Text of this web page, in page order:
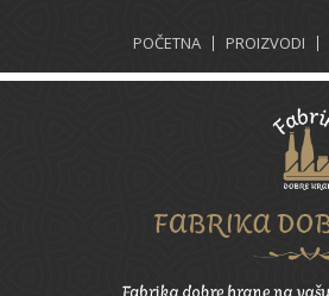
POČETNA PROIZVODI